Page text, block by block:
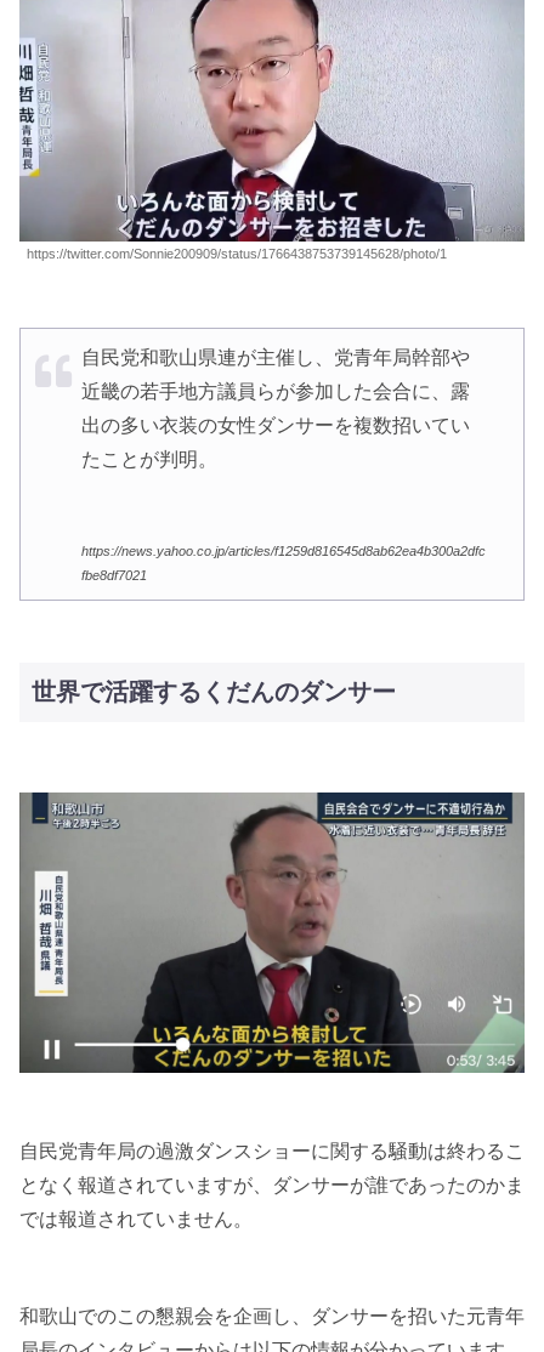
https://twitter.com/Sonnie200909/status/1766438753739145628/photo/1
自民党和歌山県連が主催し、党青年局幹部や
近畿の若手地方議員らが参加した会合に、露
出の多い衣装の女性ダンサーを複数招いてい
たことが判明。
https://news.yahoo.co.jp/articles/f1259d816545d8ab62ea4b300a2dfc
fbe8df7021
世界で活躍するくだんのダンサー
自民党青年局の過激ダンスショーに関する騒動は終わるこ
となく報道されていますが、ダンサーが誰であったのかま
では報道されていません。
和歌山でのこの懇親会を企画し、ダンサーを招いた元青年